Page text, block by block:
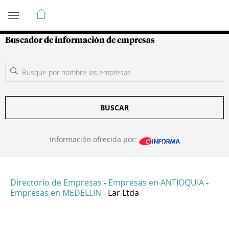
Guía de Empresas Colombianas
Buscador de información de empresas
BUSCAR
Información ofrecida por:
Directorio de Empresas - Empresas en ANTIOQUIA -
Empresas en MEDELLIN - Lar Ltda